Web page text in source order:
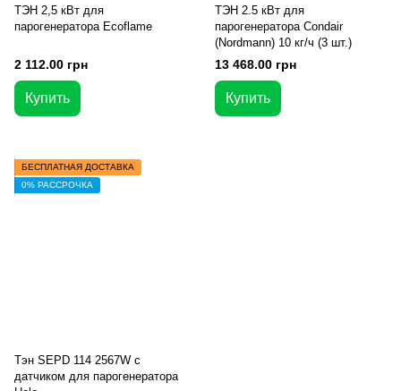
ТЭН 2,5 кВт для
парогенератора Ecoflame
2 112.00 грн
Купить
ТЭН 2.5 кВт для
парогенератора Condair
(Nordmann) 10 кг/ч (3 шт.)
13 468.00 грн
Купить
БЕСПЛАТНАЯ ДОСТАВКА
0% РАССРОЧКА
Тэн SEPD 114 2567W c
датчиком для парогенератора